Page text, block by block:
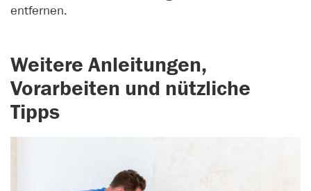
entfernen.
Weitere Anleitungen,
Vorarbeiten und nützliche
Tipps